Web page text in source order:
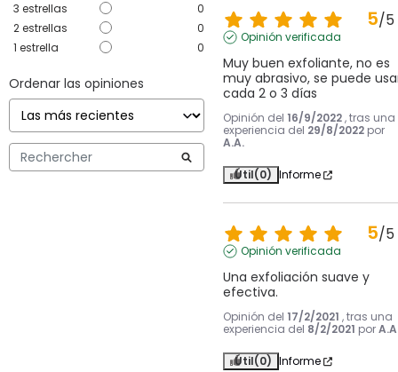
3 estrellas
0
2estrellas
0
1 estrella 0
Ordenar las opiniones
5/5
Opinión verificada
Muy buen exfoliante, no es
muy abrasivo, se puede
cada 2 o 3 días
Opinión del 16/9/2022 , tras una
experiencia del 29/8/2022 por
A.A.
Útil(0) Informe
5/5
Opinión verificada
Una exfoliación suave y
efectiva.
Opinión del 17/2/2021 , tras una
experiencia del 8/2/2021 por
Útil(0) Informe